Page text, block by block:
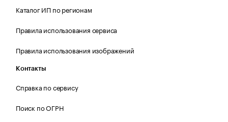
Каталог ИП по регионам
Правила использования сервиса
Правила использования изображений
Контакты
Справка по сервису
Поиск по ОГРН